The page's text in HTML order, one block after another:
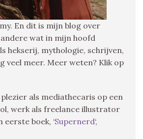
En dit is mijn blog over
wat in mijn hoofd
hekserij, mythologie, schrijven,
veel meer. Meer weten? Klik op
als mediathecaris op een
werk als freelance illustrator
eerste boek, ‘Supernerd‘,